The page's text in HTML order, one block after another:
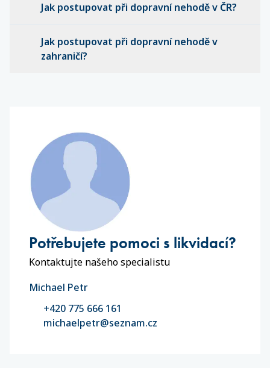
Jak postupovat při dopravní nehodě v ČR?
Jak postupovat při dopravní nehodě v
zahraničí?
Potřebujete pomoci s likvidací?
Kontaktujte našeho specialistu
Michael Petr
+420 775 666 161
michaelpetr@seznam.cz